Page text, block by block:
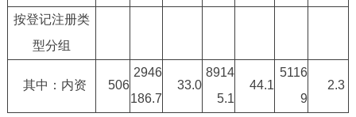
按登记注册类
型分组
其中：内资 506
2946
186.7
33.0
8914
5.1
44.1
5116
9
2.3